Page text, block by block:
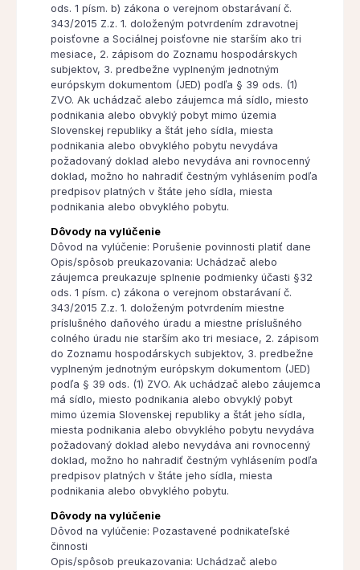
ods. 1 písm. b) zákona o verejnom obstarávaní č.
343/2015 Z.z. 1. doloženým potvrdením zdravotnej
poisťovne a Sociálnej poisťovne nie starším ako tri
mesiace, 2. zápisom do Zoznamu hospodárskych
subjektov, 3. predbežne vyplneným jednotným
európskym dokumentom (JED) podľa § 39 ods. (1)
ZVO. Ak uchádzač alebo záujemca má sídlo, miesto
podnikania alebo obvyklý pobyt mimo územia
Slovenskej republiky a štát jeho sídla, miesta
podnikania alebo obvyklého pobytu nevydáva
požadovaný doklad alebo nevydáva ani rovnocenný
doklad, možno ho nahradiť čestným vyhlásením podľa
predpisov platných v štáte jeho sídla, miesta
podnikania alebo obvyklého pobytu.
Dôvody na vylúčenie
Dôvod na vylúčenie: Porušenie povinnosti platiť dane
Opis/spôsob preukazovania: Uchádzač alebo
záujemca preukazuje splnenie podmienky účasti §32
ods. 1 písm. c) zákona o verejnom obstarávaní č.
343/2015 Z.z. 1. doloženým potvrdením miestne
príslušného daňového úradu a miestne príslušného
colného úradu nie starším ako tri mesiace, 2. zápisom
do Zoznamu hospodárskych subjektov, 3. predbežne
vyplneným jednotným európskym dokumentom (JED)
podľa § 39 ods. (1) ZVO. Ak uchádzač alebo záujemca
má sídlo, miesto podnikania alebo obvyklý pobyt
mimo územia Slovenskej republiky a štát jeho sídla,
miesta podnikania alebo obvyklého pobytu nevydáva
požadovaný doklad alebo nevydáva ani rovnocenný
doklad, možno ho nahradiť čestným vyhlásením podľa
predpisov platných v štáte jeho sídla, miesta
podnikania alebo obvyklého pobytu.
Dôvody na vylúčenie
Dôvod na vylúčenie: Pozastavené podnikateľské
činnosti
Opis/spôsob preukazovania: Uchádzač alebo